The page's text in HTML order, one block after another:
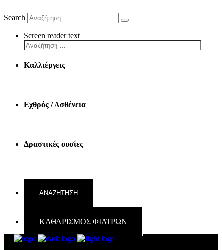
Search
Screen reader text
Καλλιέργεις
Εχθρός / Ασθένεια
Δραστικές ουσίες
ΚΑΘΑΡΙΣΜΟΣ ΦΙΛΤΡΩΝ